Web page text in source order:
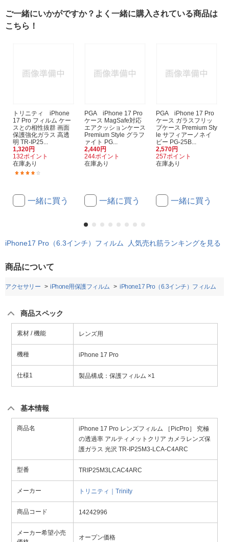
ご一緒にいかがですか？よく一緒に購入されている商品は
こちら！
トリニティ iPhone
17 Pro フィルム ケー
スとの相性抜群 画面
保護強化ガラス 高透
明 TR-IP25...
1,320円
132ポイント
在庫あり
一緒に買う
PGA iPhone 17 Pro
ケース MagSafe対応
エアクッションケース
Premium Style グラフ
ァイト PG...
2,440円
244ポイント
在庫あり
一緒に買う
PGA iPhone 17 Pro
ケース ガラスフリッ
プケース Premium Sty
le サフィアーノネイ
ビー PG-25B...
2,570円
257ポイント
在庫あり
一緒に買う
iPhone17 Pro（6.3インチ）フィルム 人気売れ筋ランキングを見る
商品について
アクセサリー iPhone用保護フィルム iPhone17 Pro（6.3インチ）フィルム
商品スペック
素材 / 機能 レンズ用
機種 iPhone 17 Pro
仕様1 製品構成：保護フィルム ×1
基本情報
商品名
iPhone 17 Pro レンズフィルム ［PicPro］ 究極
の透過率 アルティメットクリア カメラレンズ保
護ガラス 光沢 TR-IP25M3-LCA-C4ARC
型番 TRIP25M3LCAC4ARC
メーカー トリニティ｜Trinity
商品コード 14242996
メーカー希望小売
オープン価格